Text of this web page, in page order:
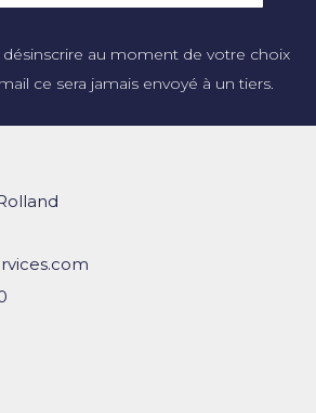
au moment de votre choix
ce sera jamais envoyé à un tiers.